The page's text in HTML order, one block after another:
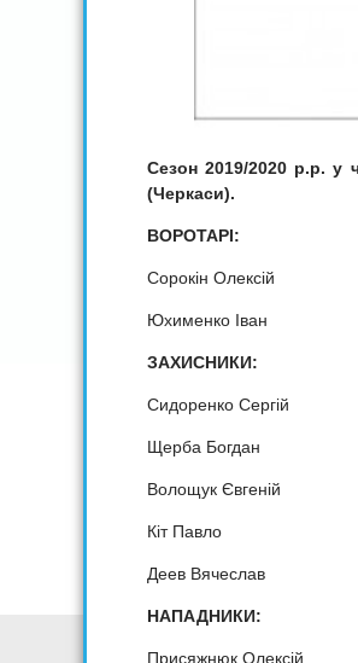
Сезон 2019/2020 р.р. у
(Черкаси).
ВОРОТАРІ:
Сорокін Олексій
Юхименко Іван
ЗАХИСНИКИ:
Сидоренко Сергій
Щерба Богдан
Волощук Євгеній
Кіт Павло
Деев Вячеслав
НАПАДНИКИ:
Присяжнюк Олексій